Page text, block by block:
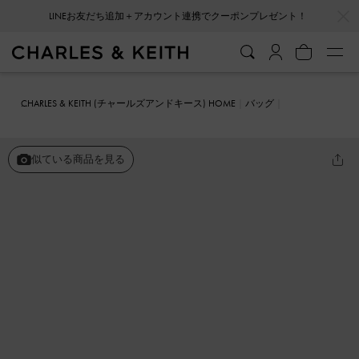
LINEお友だち追加＋アカウント連携でクーポンプレゼント！
CHARLES & KEITH (チャールズアンドキース) HOME
バッグ
似ている商品を見る